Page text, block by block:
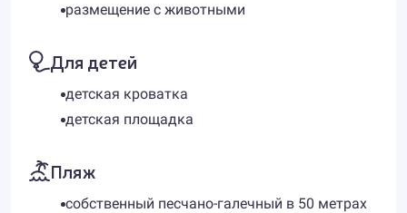
размещение с животными
Для детей
детская кроватка
детская площадка
Пляж
собственный песчано-галечный в 50 метрах